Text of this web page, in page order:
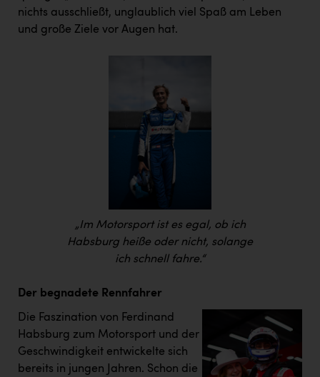
Ruderclub Wels
SCRI - Salzburg Cancer Research Institute
Schwingshandl - automation technology gmbh
Smurfit Westrock Nettingsdorf
TRAILOMAT & Cycling Austria
Vier Diamanten
Vorlagenportal
Wir besiegen Krebs
Wirtschaftskammer OÖ
nichts ausschließt, unglaublich viel Spaß am Leben
und große Ziele vor Augen hat.
„Im Motorsport ist es egal, ob ich
Habsburg heiße oder nicht, solange
ich schnell fahre.“
Der begnadete Rennfahrer
Die Faszination von Ferdinand
Habsburg zum Motorsport und der
Geschwindigkeit entwickelte sich
bereits in jungen Jahren. Schon die